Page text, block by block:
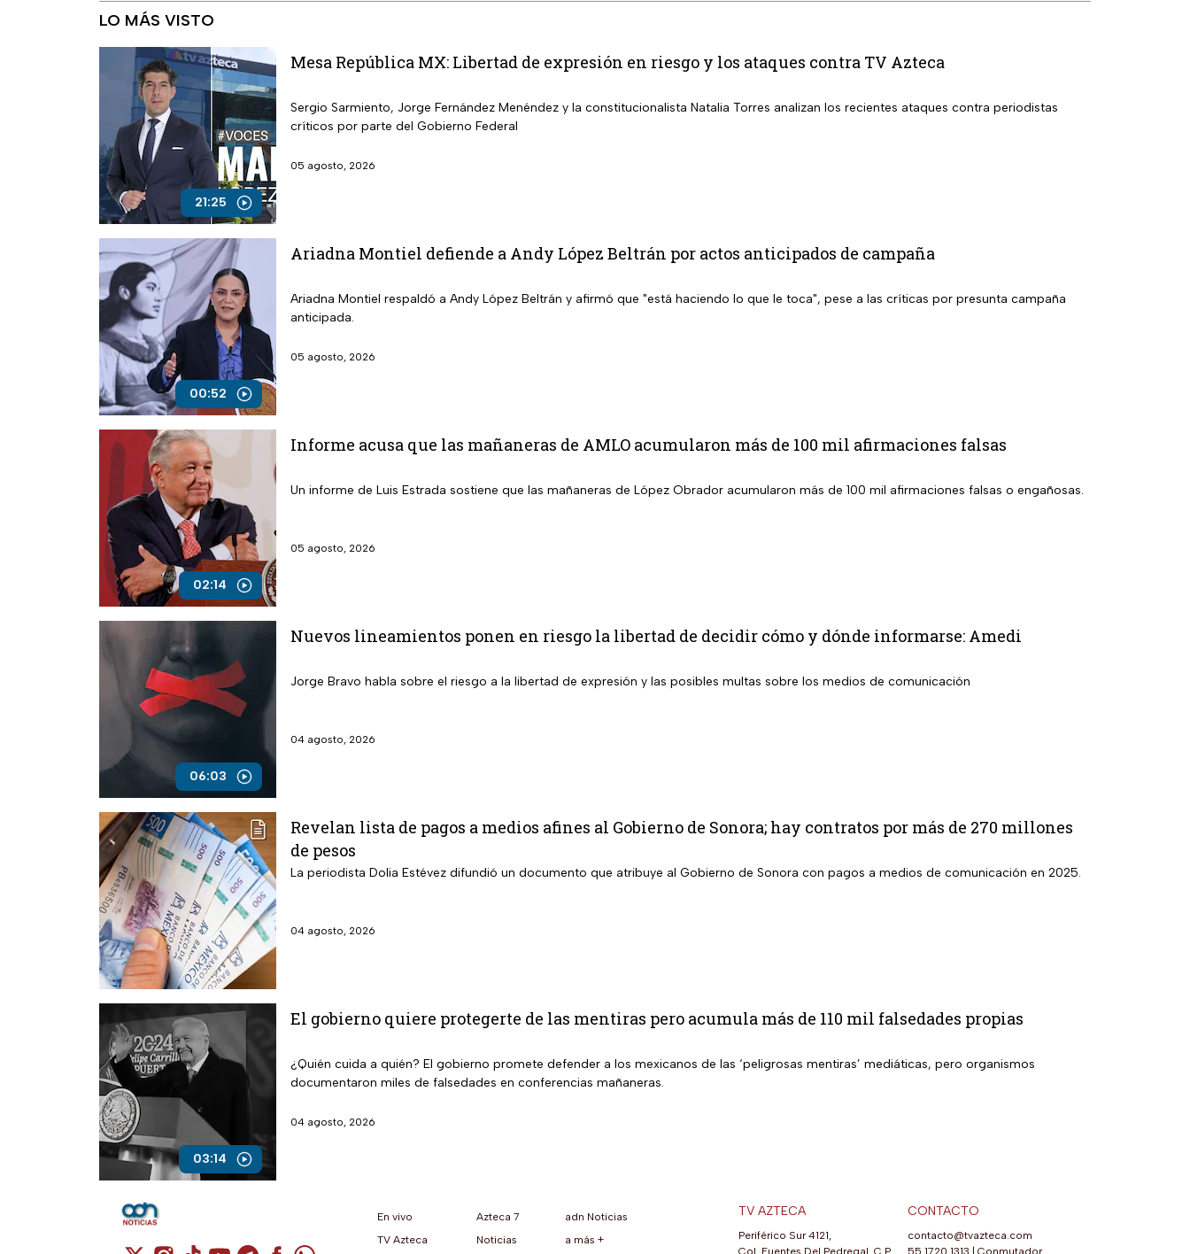
LO MÁS VISTO
21:25
Mesa República MX: Libertad de expresión en riesgo y los ataques contra TV Azteca
Sergio Sarmiento, Jorge Fernández Menéndez y la constitucionalista Natalia Torres analizan los recientes ataques contra periodistas
críticos por parte del Gobierno Federal
05 agosto, 2026
00:52
Ariadna Montiel defiende a Andy López Beltrán por actos anticipados de campaña
Ariadna Montiel respaldó a Andy López Beltrán y afirmó que "está haciendo lo que le toca", pese a las críticas por presunta campaña
anticipada.
05 agosto, 2026
02:14
Informe acusa que las mañaneras de AMLO acumularon más de 100 mil afirmaciones falsas
Un informe de Luis Estrada sostiene que las mañaneras de López Obrador acumularon más de 100 mil afirmaciones falsas o engañosas.
05 agosto, 2026
06:03
Nuevos lineamientos ponen en riesgo la libertad de decidir cómo y dónde informarse: Amedi
Jorge Bravo habla sobre el riesgo a la libertad de expresión y las posibles multas sobre los medios de comunicación
04 agosto, 2026
Revelan lista de pagos a medios afines al Gobierno de Sonora; hay contratos por más de 270 millones
de pesos
La periodista Dolia Estévez difundió un documento que atribuye al Gobierno de Sonora con pagos a medios de comunicación en 2025.
04 agosto, 2026
03:14
El gobierno quiere protegerte de las mentiras pero acumula más de 110 mil falsedades propias
¿Quién cuida a quién? El gobierno promete defender a los mexicanos de las ‘peligrosas mentiras’ mediáticas, pero organismos
documentaron miles de falsedades en conferencias mañaneras.
04 agosto, 2026
En vivo
TV Azteca
Azteca 7
Noticias
adn Noticias
a más +
TV AZTECA
Periférico Sur 4121,
CONTACTO
contacto@tvazteca.com